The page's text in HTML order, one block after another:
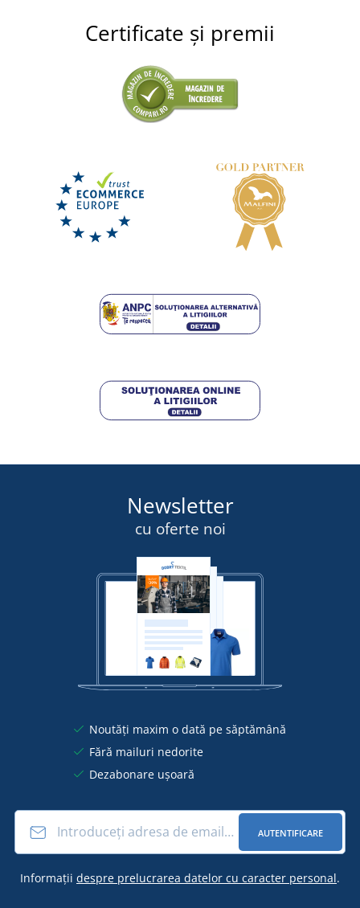
Certificate și premii
Newsletter
cu oferte noi
Noutăți maxim o dată pe săptămână
Fără mailuri nedorite
Dezabonare ușoară
AUTENTIFICARE
Informații despre prelucrarea datelor cu caracter personal.